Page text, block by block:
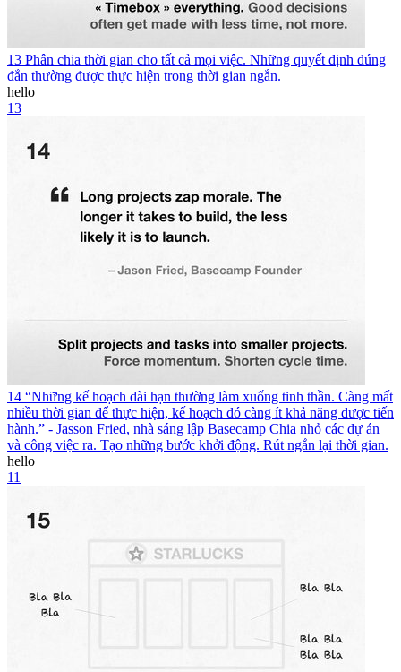
13 Phân chia thời gian cho tất cả mọi việc. Những quyết định đúng
đắn thường được thực hiện trong thời gian ngắn.
hello
13
14 “Những kế hoạch dài hạn thường làm xuống tinh thần. Càng mất
nhiều thời gian để thực hiện, kế hoạch đó càng ít khả năng được tiến
hành.” - Jasson Fried, nhà sáng lập Basecamp Chia nhỏ các dự án
và công việc ra. Tạo những bước khởi động. Rút ngắn lại thời gian.
hello
11